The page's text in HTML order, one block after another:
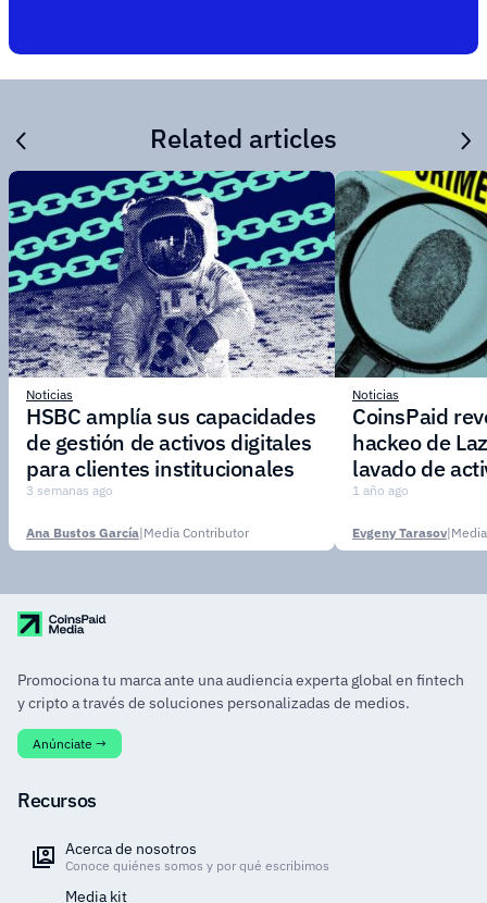
Related articles
Noticias
HSBC amplía sus capacidades
de gestión de activos digitales
para clientes institucionales
3 semanas ago
Ana Bustos García|Media Contributor
Noticias
CoinsPaid
hackeo de
lavado de
1 año ago
Evgeny Tarasov|
Promociona tu marca ante una audiencia experta global en fintech
y cripto a través de soluciones personalizadas de medios.
Anúnciate →
Recursos
Acerca de nosotros
Conoce quiénes somos y por qué escribimos
Media kit